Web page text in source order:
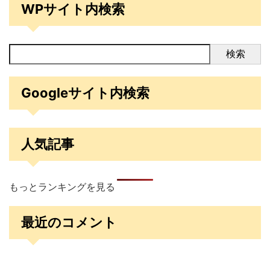
WPサイト内検索
検索
Googleサイト内検索
人気記事
もっとランキングを見る
最近のコメント